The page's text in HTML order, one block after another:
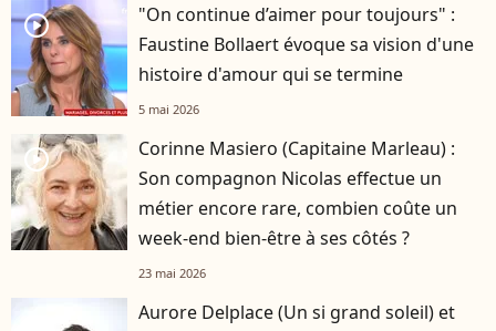
player2
"On continue d’aimer pour toujours" :
Faustine Bollaert évoque sa vision d'une
histoire d'amour qui se termine
5 mai 2026
player2
Corinne Masiero (Capitaine Marleau) :
Son compagnon Nicolas effectue un
métier encore rare, combien coûte un
week-end bien-être à ses côtés ?
23 mai 2026
Aurore Delplace (Un si grand soleil) et